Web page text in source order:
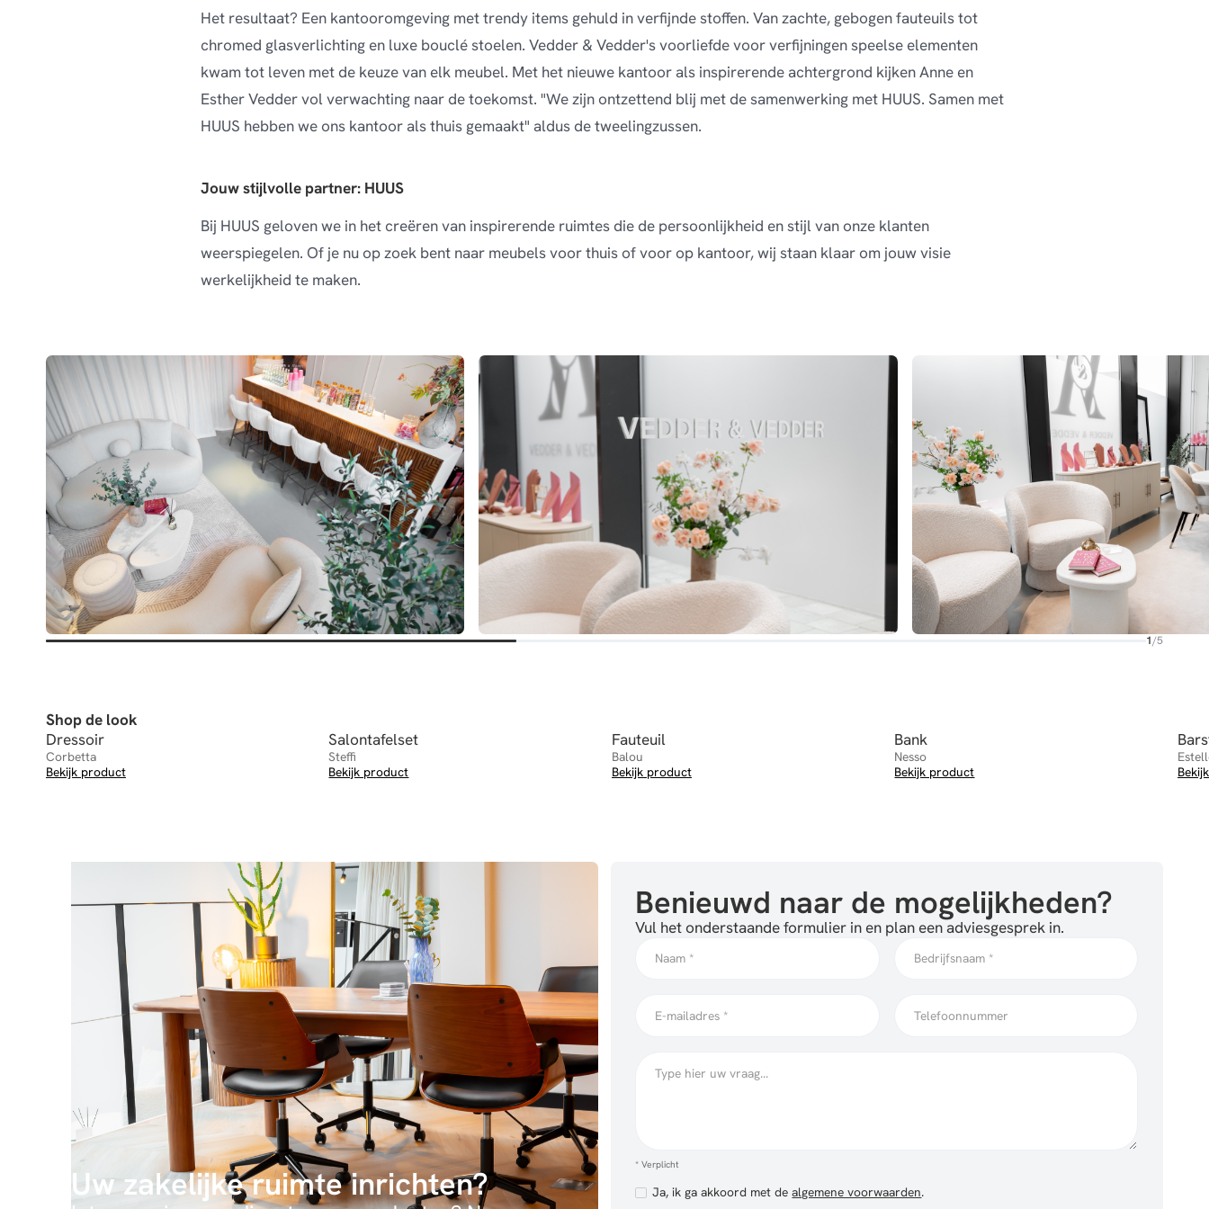
Het resultaat? Een kantooromgeving met trendy items gehuld in verfijnde stoffen. Van zachte, gebogen fauteuils tot
chromed glasverlichting en luxe bouclé stoelen. Vedder & Vedder's voorliefde voor verfijningen speelse elementen
kwam tot leven met de keuze van elk meubel. Met het nieuwe kantoor als inspirerende achtergrond kijken Anne en
Esther Vedder vol verwachting naar de toekomst. "We zijn ontzettend blij met de samenwerking met HUUS. Samen met
HUUS hebben we ons kantoor als thuis gemaakt" aldus de tweelingzussen.
Jouw stijlvolle partner: HUUS
Bij HUUS geloven we in het creëren van inspirerende ruimtes die de persoonlijkheid en stijl van onze klanten
weerspiegelen. Of je nu op zoek bent naar meubels voor thuis of voor op kantoor, wij staan klaar om jouw visie
werkelijkheid te maken.
1/5
Shop de look
Dressoir
Corbetta
Bekijk product
Salontafelset
Steffi
Bekijk product
Fauteuil
Balou
Bekijk product
Bank
Nesso
Bekijk product
Uw zakelijke ruimte inrichten?
Benieuwd naar de mogelijkheden?
Vul het onderstaande formulier in en plan een adviesgesprek in.
* Verplicht
Ja, ik ga akkoord met dealgemene voorwaarden.